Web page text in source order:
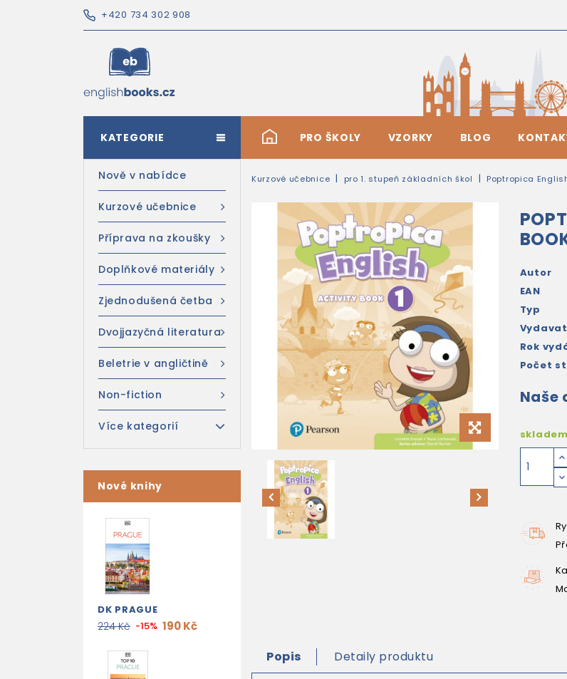
+420 734 302 908
# PRO ŠKOLY VZORKY BLOG
KATEGORIE
Nově v nabídce
Kurzové učebnice
Příprava na zkoušky
Doplňkové materiály
Zjednodušená četba
Dvojjazyčná literatura
Beletrie v angličtině
Non-fiction
Více kategorií
Nové knihy
DK PRAGUE
224 Kč -15% 190 Kč
Kurzové učebnice pro 1. stupeň základních škol Poptropica
Autor
EAN
Typ
Rok
Počet
Naše
Popis Detaily produktu